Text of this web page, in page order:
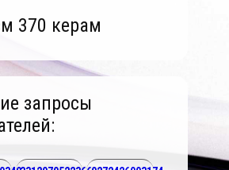
370 керам
запросы